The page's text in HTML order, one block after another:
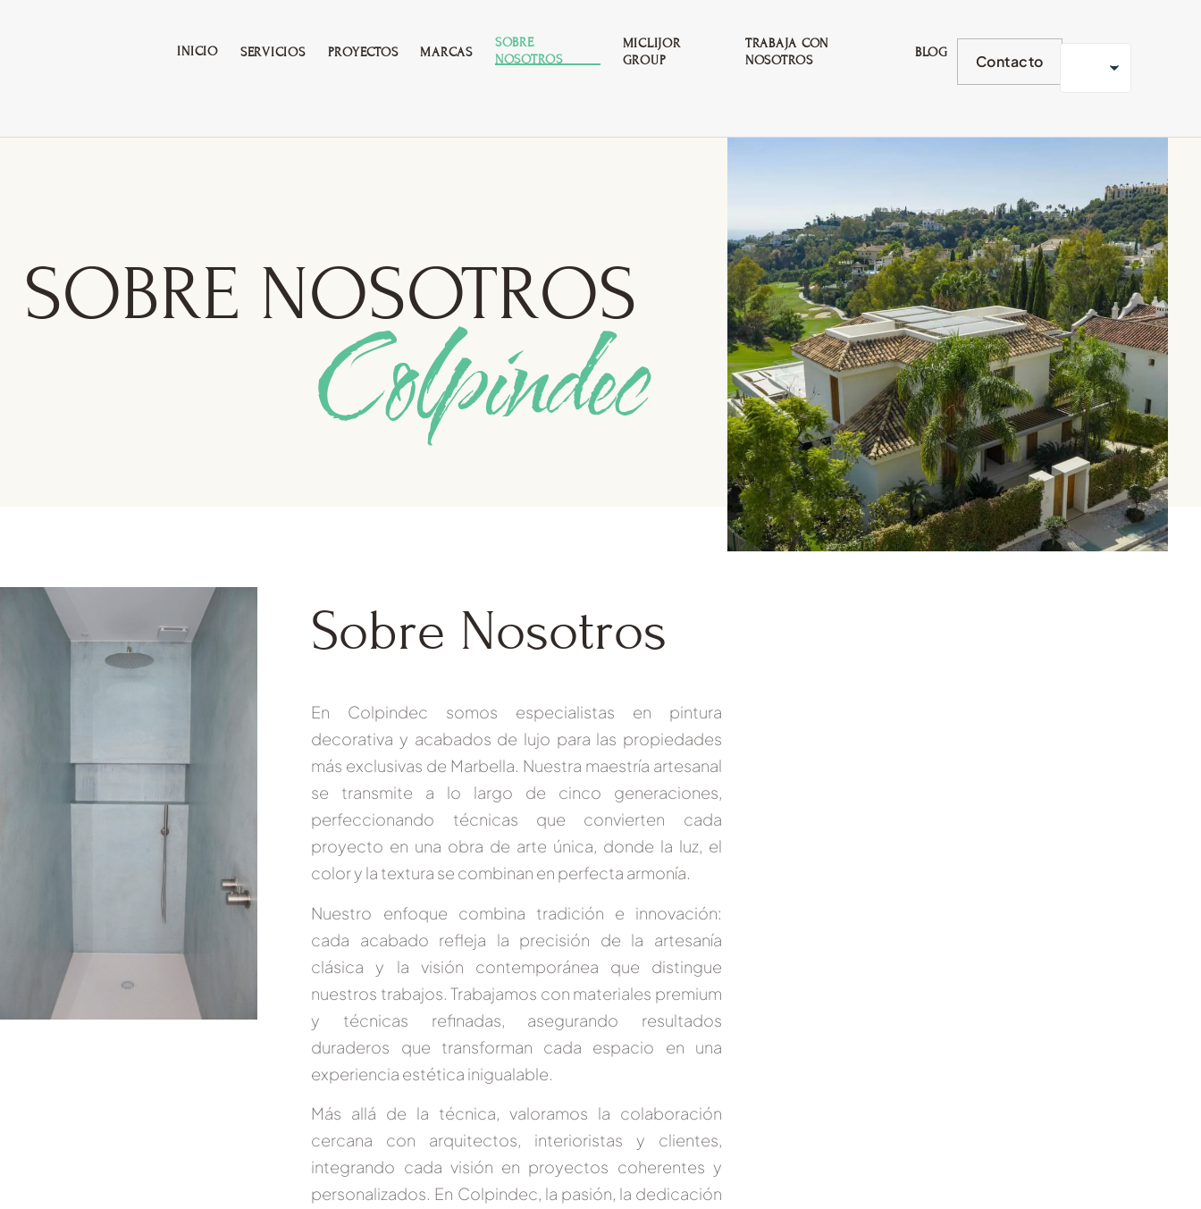
INICIO SERVICIOS PROYECTOS MARCAS
SOBRE
NOSOTROS
MICLIJOR
GROUP
TRABAJA CON
NOSOTROS
BLOG Contacto
SOBRE NOSOTROS
Colpindec
Sobre Nosotros
En Colpindec somos especialistas en pintura
decorativa y acabados de lujo para las propiedades
más exclusivas de Marbella. Nuestra maestría artesanal
se transmite a lo largo de cinco generaciones,
perfeccionando técnicas que convierten cada
proyecto en una obra de arte única, donde la luz, el
color y la textura se combinan en perfecta armonía.
Nuestro enfoque combina tradición e innovación:
cada acabado refleja la precisión de la artesanía
clásica y la visión contemporánea que distingue
nuestros trabajos. Trabajamos con materiales premium
y técnicas refinadas, asegurando resultados
duraderos que transforman cada espacio en una
experiencia estética inigualable.
Más allá de la técnica, valoramos la colaboración
cercana con arquitectos, interioristas y clientes,
integrando cada visión en proyectos coherentes y
personalizados. En Colpindec, la pasión, la dedicación